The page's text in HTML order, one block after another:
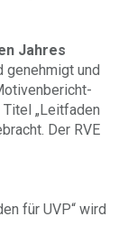
Jahres
genehmigt und
„Leitfaden
Der RVE
für UVP“ wird